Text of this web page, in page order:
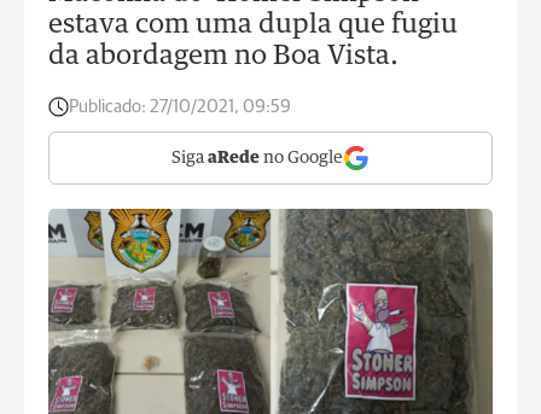
estava com uma dupla que fugiu
da abordagem no Boa Vista.
Publicado: 27/10/2021, 09:59
Siga aRede no Google